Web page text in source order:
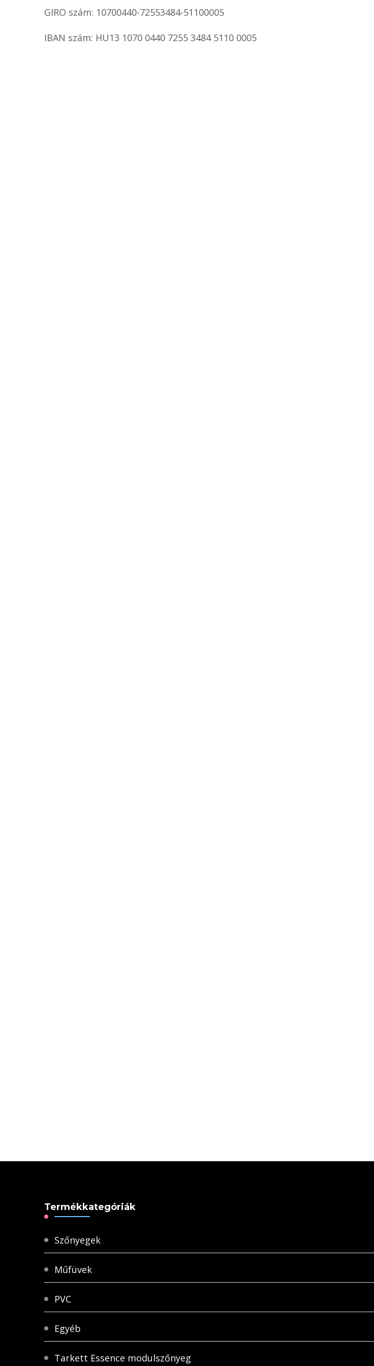
GIRO szám: 10700440-72553484-51100005
IBAN szám: HU13 1070 0440 7255 3484 5110 0005
Termékkategóriák
Szőnyegek
Műfüvek
PVC
Egyéb
Tarkett Essence modulszőnyeg